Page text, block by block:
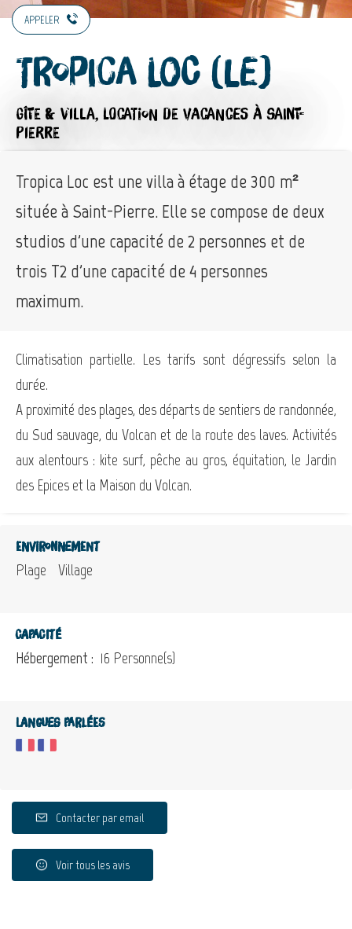
APPELER
Tropica Loc (Le)
GÎTE & VILLA, LOCATION DE VACANCES À SAINT-
PIERRE
Tropica Loc est une villa à étage de 300 m²
située à Saint-Pierre. Elle se compose de deux
studios d'une capacité de 2 personnes et de
trois T2 d'une capacité de 4 personnes
maximum.
Climatisation partielle. Les tarifs sont dégressifs selon la
durée.
A proximité des plages, des départs de sentiers de randonnée,
du Sud sauvage, du Volcan et de la route des laves. Activités
aux alentours : kite surf, pêche au gros, équitation, le Jardin
des Epices et la Maison du Volcan.
Environnement
Plage Village
Capacité
Hébergement : 16 Personne(s)
Langues parlées
Contacter par email
Voir tous les avis